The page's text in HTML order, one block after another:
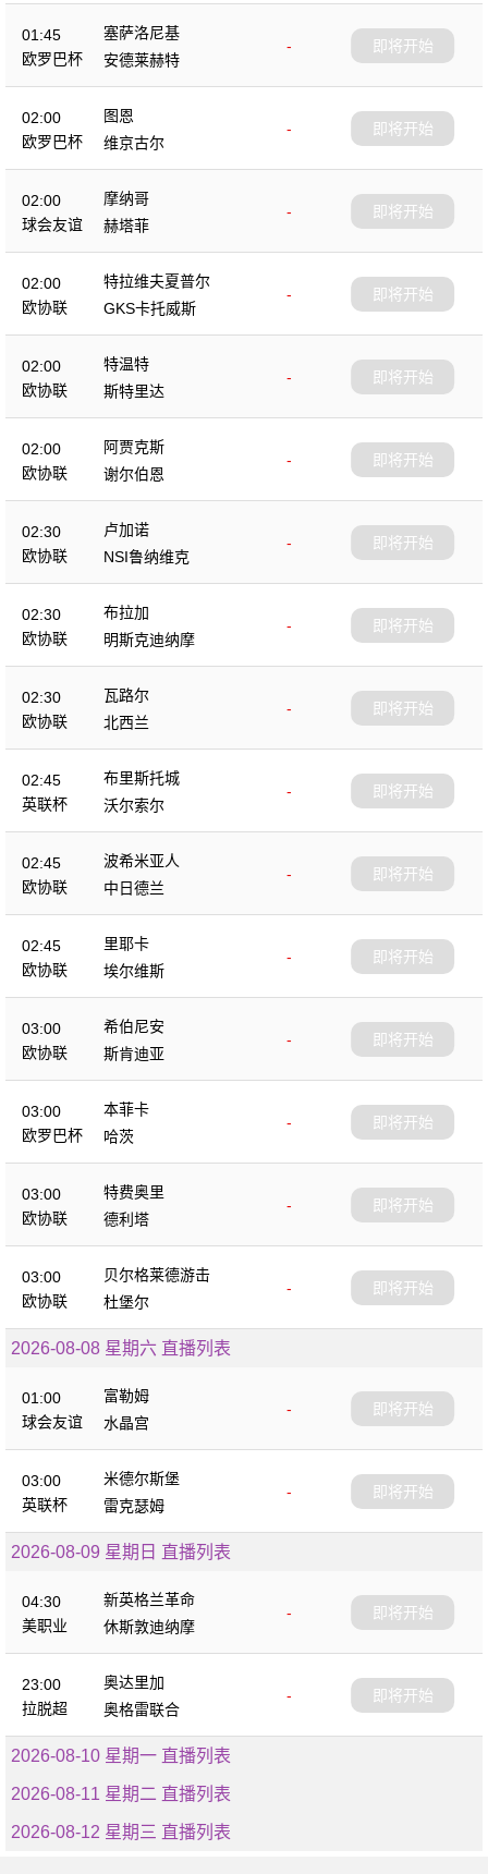
01:45
欧罗巴杯
塞萨洛尼基
-
安德莱赫特
即将开始
02:00
欧罗巴杯
图恩
-
维京古尔
即将开始
02:00
球会友谊
摩纳哥
-
赫塔菲
即将开始
02:00
欧协联
特拉维夫夏普尔
-
GKS卡托威斯
即将开始
02:00
欧协联
特温特
-
斯特里达
即将开始
02:00
欧协联
阿贾克斯
-
谢尔伯恩
即将开始
02:30
欧协联
卢加诺
-
NSI鲁纳维克
即将开始
02:30
欧协联
布拉加
-
明斯克迪纳摩
即将开始
02:30
欧协联
瓦路尔
-
北西兰
即将开始
02:45
英联杯
布里斯托城
-
沃尔索尔
即将开始
02:45
欧协联
波希米亚人
-
中日德兰
即将开始
02:45
欧协联
里耶卡
-
埃尔维斯
即将开始
03:00
欧协联
希伯尼安
-
斯肯迪亚
即将开始
03:00
欧罗巴杯
本菲卡
-
哈茨
即将开始
03:00
欧协联
特费奥里
-
德利塔
即将开始
03:00
欧协联
贝尔格莱德游击
-
杜堡尔
即将开始
2026-08-08 星期六 直播列表
01:00
球会友谊
富勒姆
-
水晶宫
即将开始
03:00
英联杯
米德尔斯堡
-
雷克瑟姆
即将开始
2026-08-09 星期日 直播列表
04:30
美职业
新英格兰革命
-
休斯敦迪纳摩
即将开始
23:00
拉脱超
奥达里加
-
奥格雷联合
即将开始
2026-08-10 星期一 直播列表
2026-08-11 星期二 直播列表
2026-08-12 星期三 直播列表